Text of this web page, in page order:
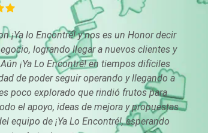
y
Compresores de
Construcciones en
General
Conversiones
Automotrices
¡Ya lo Encontré! y nos es un Honor decir
logrando llegar a nuevos clientes y
¡Ya Lo Encontré! en tiempos difíciles
de poder seguir operando y llegando a
poco explorado que rindió frutos para
el apoyo, ideas de mejora y propuestas
equipo de ¡Ya Lo Encontré!, esperando